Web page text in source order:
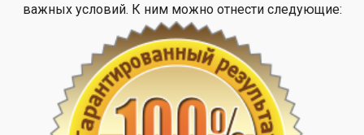
важных условий. К ним можно отнести следующие: